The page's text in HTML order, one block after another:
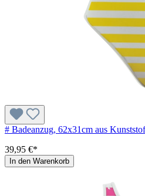
# Badeanzug, 62x31cm aus
39,95 €*
In den Warenkorb